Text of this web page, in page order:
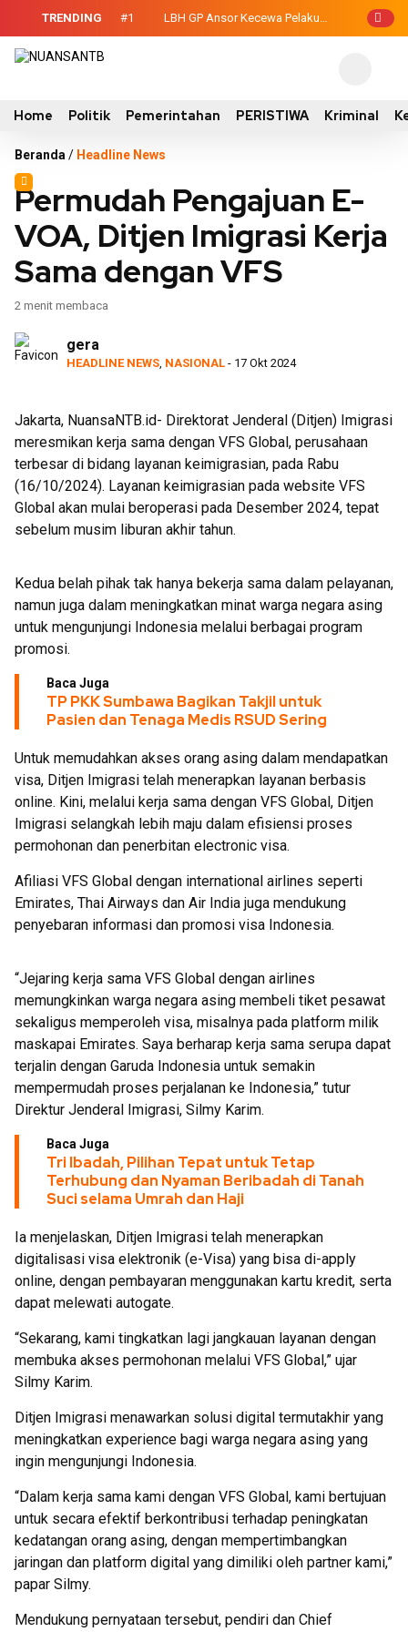
TRENDING #1 LBH GP Ansor Kecewa Pelaku
Wabup
Home Politik Pemerintahan PERISTIWA Kriminal
Beranda / Headline News
Permudah Pengajuan E-
VOA, Ditjen Imigrasi Kerja
Sama dengan VFS
2 menit membaca
gera
HEADLINE NEWS NASIONAL - 17 Okt 2024
Jakarta, NuansaNTB.id- Direktorat Jenderal (Ditjen) Imigrasi
meresmikan kerja sama dengan VFS Global, perusahaan
terbesar di bidang layanan keimigrasian, pada Rabu
(16/10/2024). Layanan keimigrasian pada website VFS
Global akan mulai beroperasi pada Desember 2024, tepat
sebelum musim liburan akhir tahun.
Kedua belah pihak tak hanya bekerja sama dalam pelayanan,
namun juga dalam meningkatkan minat warga negara asing
untuk mengunjungi Indonesia melalui berbagai program
promosi.
Baca Juga
TP PKK Sumbawa Bagikan Takjil untuk
Pasien dan Tenaga Medis RSUD Sering
Untuk memudahkan akses orang asing dalam mendapatkan
visa, Ditjen Imigrasi telah menerapkan layanan berbasis
online. Kini, melalui kerja sama dengan VFS Global, Ditjen
Imigrasi selangkah lebih maju dalam efisiensi proses
permohonan dan penerbitan electronic visa.
Afiliasi VFS Global dengan international airlines seperti
Emirates, Thai Airways dan Air India juga mendukung
penyebaran informasi dan promosi visa Indonesia.
“Jejaring kerja sama VFS Global dengan airlines
memungkinkan warga negara asing membeli tiket pesawat
sekaligus memperoleh visa, misalnya pada platform milik
maskapai Emirates. Saya berharap kerja sama serupa dapat
terjalin dengan Garuda Indonesia untuk semakin
mempermudah proses perjalanan ke Indonesia,” tutur
Direktur Jenderal Imigrasi, Silmy Karim.
Baca Juga
Tri Ibadah, Pilihan Tepat untuk Tetap
Terhubung dan Nyaman Beribadah di Tanah
Suci selama Umrah dan Haji
Ia menjelaskan, Ditjen Imigrasi telah menerapkan
digitalisasi visa elektronik (e-Visa) yang bisa di-apply
online, dengan pembayaran menggunakan kartu kredit, serta
dapat melewati autogate.
“Sekarang, kami tingkatkan lagi jangkauan layanan dengan
membuka akses permohonan melalui VFS Global,” ujar
Silmy Karim.
Ditjen Imigrasi menawarkan solusi digital termutakhir yang
meningkatkan experience bagi warga negara asing yang
ingin mengunjungi Indonesia.
“Dalam kerja sama kami dengan VFS Global, kami bertujuan
untuk secara efektif berkontribusi terhadap peningkatan
kedatangan orang asing, dengan mempertimbangkan
jaringan dan platform digital yang dimiliki oleh partner kami,”
papar Silmy.
Mendukung pernyataan tersebut, pendiri dan Chief